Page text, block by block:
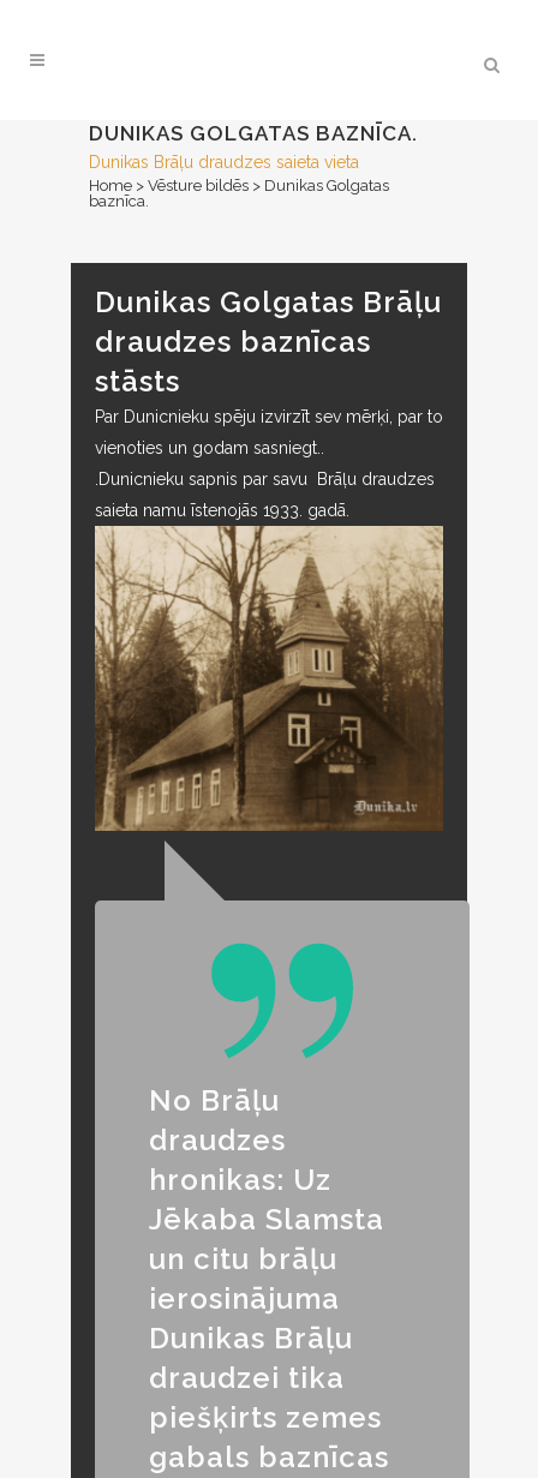
DUNIKAS GOLGATAS BAZNĪCA.
Dunikas Brāļu draudzes saieta vieta
Home > Vēsture bildēs > Dunikas Golgatas
baznīca.
Dunikas Golgatas Brāļu
draudzes baznīcas
stāsts
Par Dunicnieku spēju izvirzīt sev mērķi, par to
vienoties un godam sasniegt..
.Dunicnieku sapnis par savu Brāļu draudzes
saieta namu īstenojās 1933. gadā.
No Brāļu
draudzes
hronikas: Uz
Jēkaba Slamsta
un citu brāļu
ierosinājuma
Dunikas Brāļu
draudzei tika
piešķirts zemes
gabals baznīcas